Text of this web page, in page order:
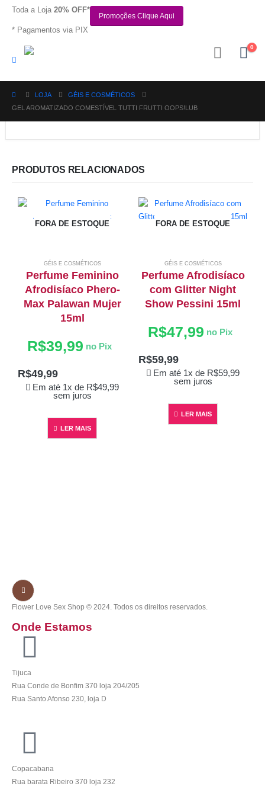
Toda a Loja 20% OFF*
Promoções Clique Aqui
* Pagamentos via PIX
0
LOJA
GÉIS E COSMÉTICOS
GEL AROMATIZADO COMESTÍVEL TUTTI FRUTTI OOPS!LUB
PRODUTOS RELACIONADOS
FORA DE ESTOQUE
GÉIS E COSMÉTICOS
Perfume Feminino
Afrodisíaco Phero-
Max Palawan Mujer
15ml
R$49,99
Em até 1x de R$49,99
sem juros
R$39,99 no Pix
LER MAIS
FORA DE ESTOQUE
GÉIS E COSMÉTICOS
Perfume Afrodisíaco
com Glitter Night
Show Pessini 15ml
R$59,99
Em até 1x de R$59,99
sem juros
R$47,99 no Pix
LER MAIS
Flower Love Sex Shop © 2024. Todos os direitos reservados.
Onde Estamos
Tijuca
Rua Conde de Bonfim 370 loja 204/205
Rua Santo Afonso 230, loja D
Copacabana
Rua barata Ribeiro 370 loja 232